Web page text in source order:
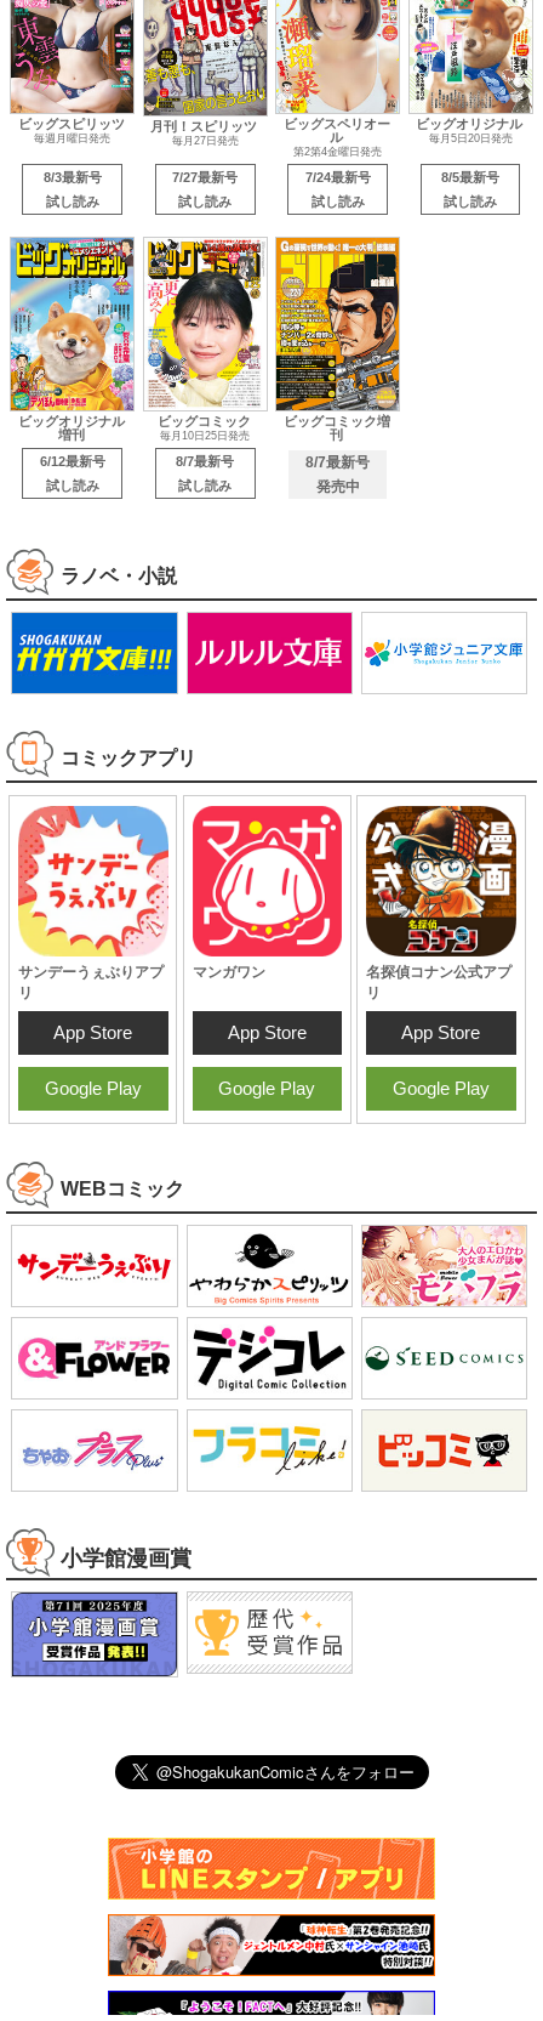
ビッグスピリッツ
毎週月曜日発売
8/3最新号
試し読み
月刊！スピリッツ
毎月27日発売
7/27最新号
試し読み
ビッグスペリオー
ル
第2第4金曜日発売
7/24最新号
試し読み
ビッグオリジナル
毎月5日20日発売
8/5最新号
試し読み
ビッグオリジナル
増刊
6/12最新号
試し読み
ビッグコミック
毎月10日25日発売
8/7最新号
試し読み
ビッグコミック増
刊
8/7最新号
発売中
ラノベ・小説
コミックアプリ
サンデーうぇぶりアプ
リ
App Store
Google Play
マンガワン
App Store
Google Play
名探偵コナン公式アプ
リ
App Store
Google Play
WEBコミック
小学館漫画賞